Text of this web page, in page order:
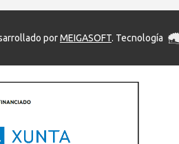
porMEIGASOFT. Tecnología